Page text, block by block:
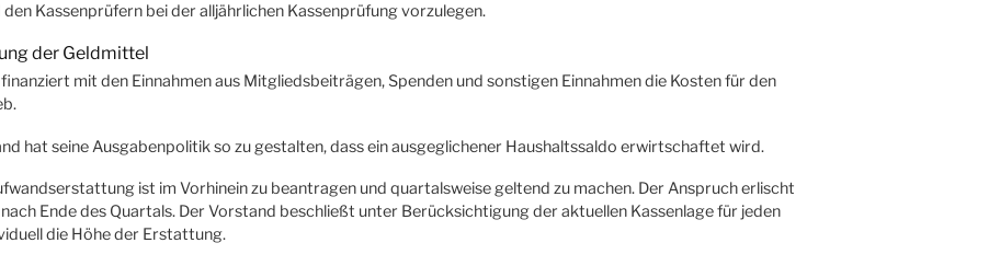
Kassenprüfern bei der alljährlichen Kassenprüfung vorzulegen.
der Geldmittel
finanziert mit den Einnahmen aus Mitgliedsbeiträgen, Spenden und sonstigen Einnahmen die Kosten für den
hat seine Ausgabenpolitik so zu gestalten, dass ein ausgeglichener Haushaltssaldo erwirtschaftet wird.
ist im Vorhinein zu beantragen und quartalsweise geltend zu machen. Der Anspruch erlischt
Ende des Quartals. Der Vorstand beschließt unter Berücksichtigung der aktuellen Kassenlage für jeden
die Höhe der Erstattung.